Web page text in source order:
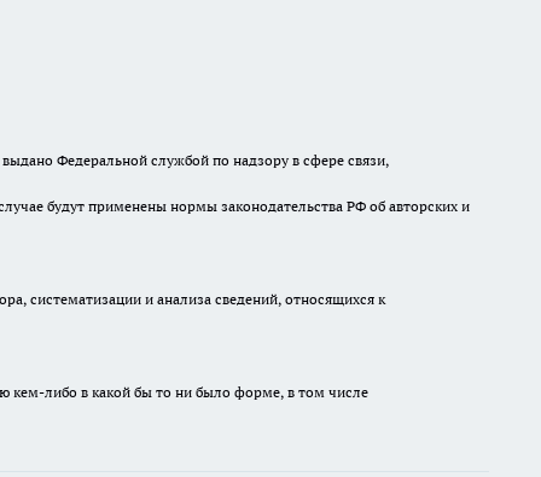
Федеральной службой по надзору в сфере связи,
будут применены нормы законодательства РФ об авторских и
систематизации и анализа сведений, относящихся к
кем-либо в какой бы то ни было форме, в том числе